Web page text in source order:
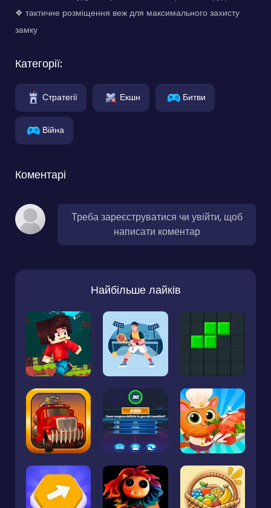
❖ тактичне розміщення веж для максимального захисту
замку
Категорії:
Стратегії Екшн Битви
Війна
Коментарі
Треба зареєструватися чи увійти, щоб
написати коментар
Найбільше лайків